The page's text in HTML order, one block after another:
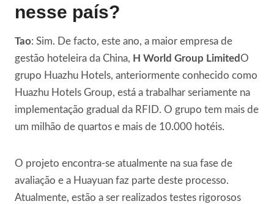
nesse país?
Tao: Sim. De facto, este ano, a maior empresa de
gestão hoteleira da China, H World Group LimitedO
grupo Huazhu Hotels, anteriormente conhecido como
Huazhu Hotels Group, está a trabalhar seriamente na
implementação gradual da RFID. O grupo tem mais de
um milhão de quartos e mais de 10.000 hotéis.
O projeto encontra-se atualmente na sua fase de
avaliação e a Huayuan faz parte deste processo.
Atualmente, estão a ser realizados testes rigorosos